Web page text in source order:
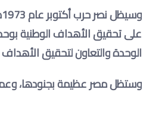
على تحقيق الأهداف الوطنية
الوحدة والتعاون لتحقيق الأهداف
وستظل مصر عظيمة بجنودها،